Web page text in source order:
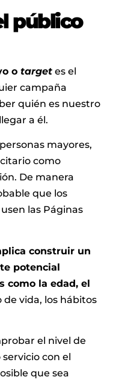
público
o target es el
campaña
quién es nuestro
a él.
mayores,
como
De manera
que los
las Páginas
construir un
potencial
como la edad, el
de vida, los hábitos
el nivel de
con el
que sea